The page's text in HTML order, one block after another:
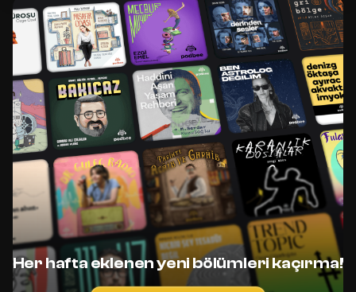
Her hafta eklenen yeni bölümleri kaçırma!